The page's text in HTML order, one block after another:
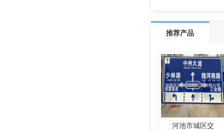
推荐产品
河池市城区交